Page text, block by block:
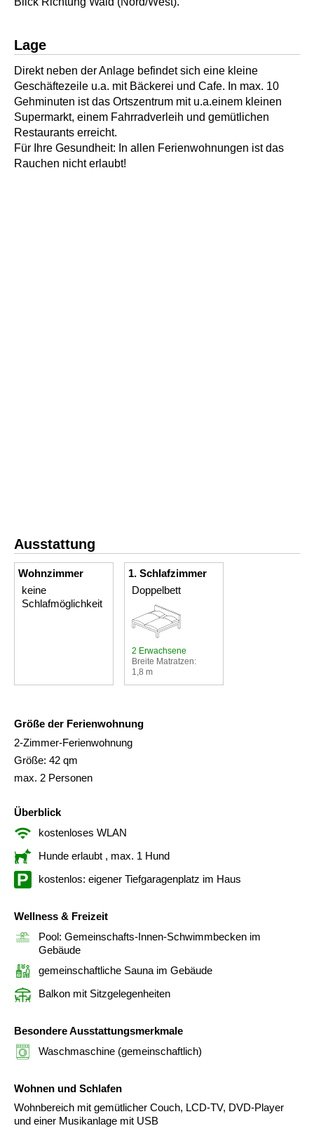
Lage
Direkt neben der Anlage befindet sich eine kleine
Geschäftezeile u.a. mit Bäckerei und Cafe. In max. 10
Gehminuten ist das Ortszentrum mit u.a.einem kleinen
Supermarkt, einem Fahrradverleih und gemütlichen
Restaurants erreicht.
Für Ihre Gesundheit: In allen Ferienwohnungen ist das
Rauchen nicht erlaubt!
Ausstattung
Wohnzimmer
keine
Schlafmöglichkeit
1. Schlafzimmer
Doppelbett
2 Erwachsene
Breite Matratzen:
1,8 m
Größe der Ferienwohnung
2-Zimmer-Ferienwohnung
Größe: 42 qm
max. 2 Personen
Überblick
kostenloses WLAN
Hunde erlaubt , max. 1 Hund
kostenlos: eigener Tiefgaragenplatz im Haus
Wellness & Freizeit
Pool: Gemeinschafts-Innen-Schwimmbecken im
Gebäude
gemeinschaftliche Sauna im Gebäude
Balkon mit Sitzgelegenheiten
Besondere Ausstattungsmerkmale
Waschmaschine (gemeinschaftlich)
Wohnen und Schlafen
Wohnbereich mit gemütlicher Couch, LCD-TV, DVD-Player
und einer Musikanlage mit USB